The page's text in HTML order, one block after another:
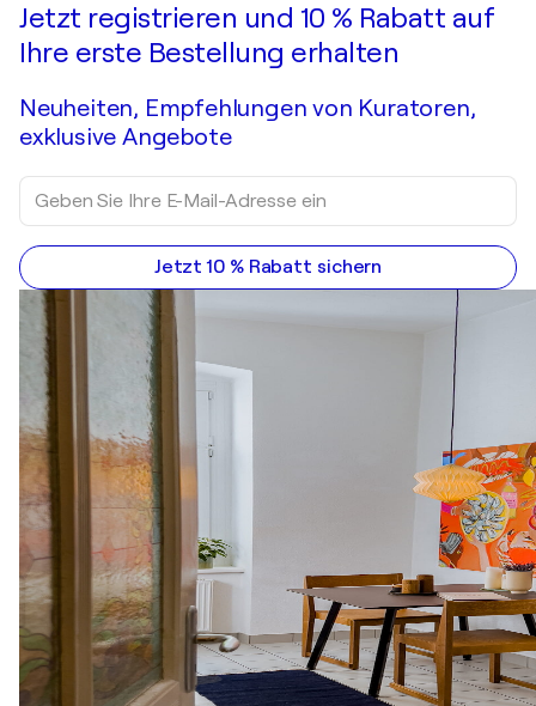
Jetzt registrieren und 10 % Rabatt auf
Ihre erste Bestellung erhalten
Neuheiten, Empfehlungen von Kuratoren,
exklusive Angebote
Jetzt 10 % Rabatt sichern